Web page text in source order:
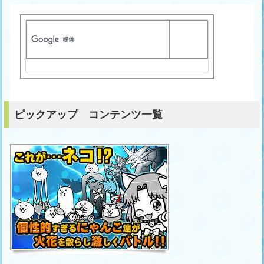
ピックアップ コンテンツ一覧